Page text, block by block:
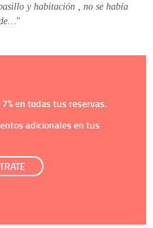
y habitación , no se había
7%en todas tus reservas.
adicionales en tus